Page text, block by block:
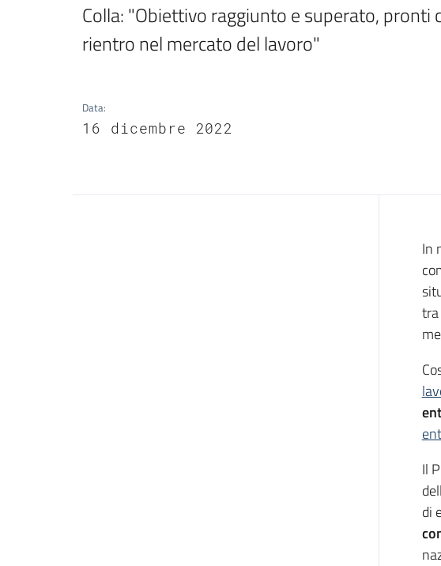
Colla: "Obiettivo raggiunto e superato, pronti
rientro nel mercato del lavoro"
Data:
16 dicembre 2022
In
Il
di